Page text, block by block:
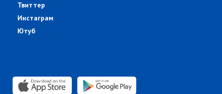
Твиттер
Инстаграм
Ютуб